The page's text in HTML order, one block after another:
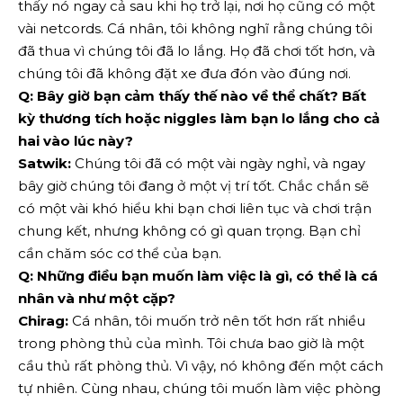
thấy nó ngay cả sau khi họ trở lại, nơi họ cũng có một
vài netcords. Cá nhân, tôi không nghĩ rằng chúng tôi
đã thua vì chúng tôi đã lo lắng. Họ đã chơi tốt hơn, và
chúng tôi đã không đặt xe đưa đón vào đúng nơi.
Q: Bây giờ bạn cảm thấy thế nào về thể chất? Bất
kỳ thương tích hoặc niggles làm bạn lo lắng cho cả
hai vào lúc này?
Satwik: Chúng tôi đã có một vài ngày nghỉ, và ngay
bây giờ chúng tôi đang ở một vị trí tốt. Chắc chắn sẽ
có một vài khó hiểu khi bạn chơi liên tục và chơi trận
chung kết, nhưng không có gì quan trọng. Bạn chỉ
cần chăm sóc cơ thể của bạn.
Q: Những điều bạn muốn làm việc là gì, có thể là cá
nhân và như một cặp?
Chirag: Cá nhân, tôi muốn trở nên tốt hơn rất nhiều
trong phòng thủ của mình. Tôi chưa bao giờ là một
cầu thủ rất phòng thủ. Vì vậy, nó không đến một cách
tự nhiên. Cùng nhau, chúng tôi muốn làm việc phòng